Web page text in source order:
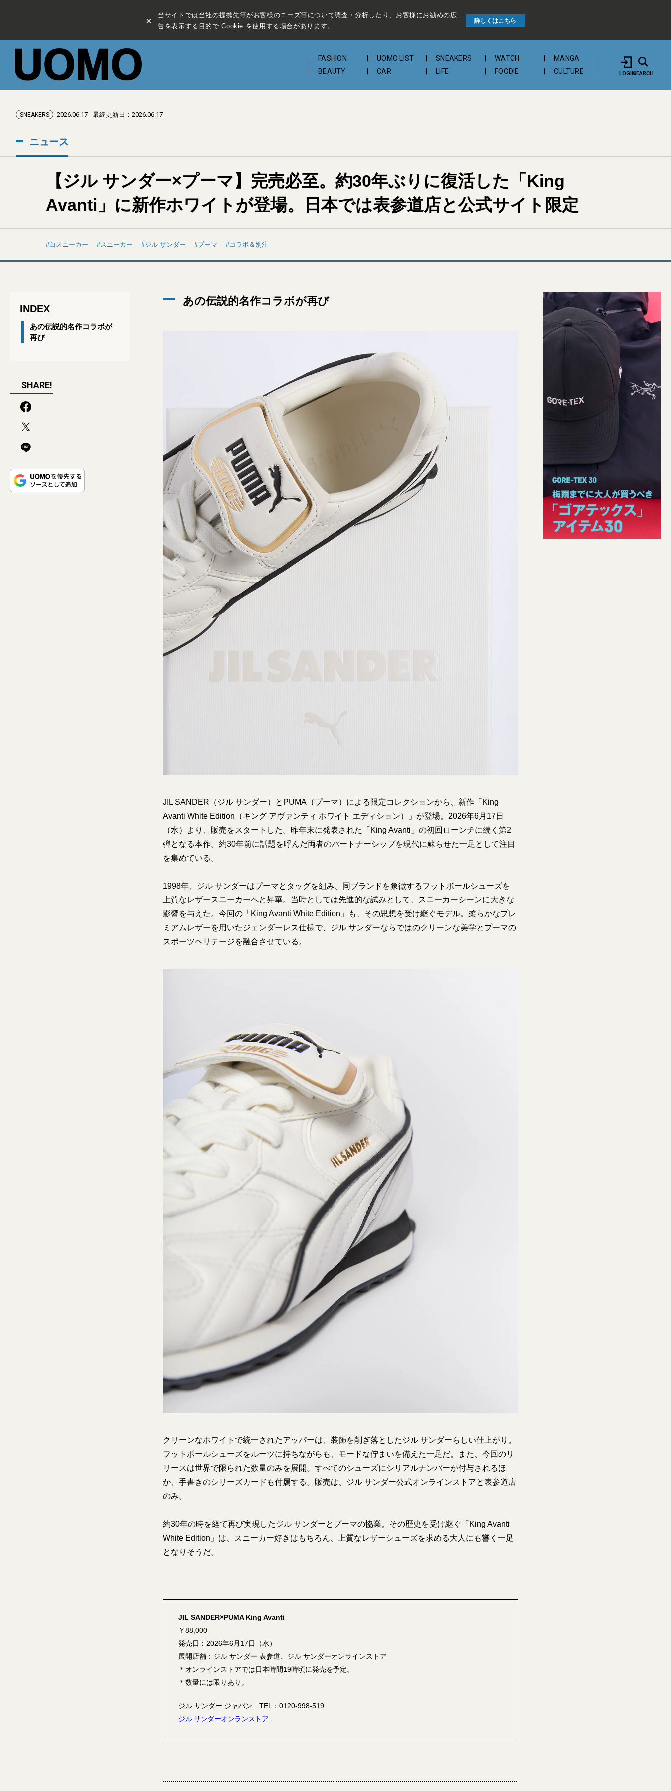
×
当サイトでは当社の提携先等がお客様のニーズ等について調査・分析したり、お客様にお勧めの広
告を表示する目的で Cookie を使用する場合があります。
詳しくはこちら
FASHION UOMO LIST SNEAKERS WATCH
MANGA
BEAUTY
CAR LIFE FOODIE CULTURE LOGINSEARCH
SNEAKERS 2026.06.17 最終更新日：2026.06.17
ニュース
【ジル サンダー×プーマ】完売必至。約30年ぶりに復活した「King
Avanti」に新作ホワイトが登場。日本では表参道店と公式サイト限定
白スニーカー スニーカー ジル サンダー プーマ コラボ＆別注
INDEX
あの伝説的名作コラボが
再び
SHARE!
あの伝説的名作コラボが再び
JIL SANDER（ジル サンダー）とPUMA（プーマ）による限定コレクションから、新作「King
Avanti White Edition（キング アヴァンティ ホワイト エディション）」が登場。2026年6月17日
（水）より、販売をスタートした。昨年末に発表された「King Avanti」の初回ローンチに続く第2
弾となる本作。約30年前に話題を呼んだ両者のパートナーシップを現代に蘇らせた一足として注目
を集めている。
1998年、ジル サンダーはプーマとタッグを組み、同ブランドを象徴するフットボールシューズを
上質なレザースニーカーへと昇華。当時としては先進的な試みとして、スニーカーシーンに大きな
影響を与えた。今回の「King Avanti White Edition」も、その思想を受け継ぐモデル。柔らかなプレ
ミアムレザーを用いたジェンダーレス仕様で、ジル サンダーならではのクリーンな美学とプーマの
スポーツヘリテージを融合させている。
クリーンなホワイトで統一されたアッパーは、装飾を削ぎ落としたジル サンダーらしい仕上がり。
フットボールシューズをルーツに持ちながらも、モードな佇まいを備えた一足だ。また、今回のリ
リースは世界で限られた数量のみを展開。すべてのシューズにシリアルナンバーが付与されるほ
か、手書きのシリーズカードも付属する。販売は、ジル サンダー公式オンラインストアと表参道店
のみ。
約30年の時を経て再び実現したジル サンダーとプーマの協業。その歴史を受け継ぐ「King Avanti
White Edition」は、スニーカー好きはもちろん、上質なレザーシューズを求める大人にも響く一足
となりそうだ。
JIL SANDER×PUMA King Avanti
￥88,000
発売日：2026年6月17日（水）
展開店舗：ジル サンダー 表参道、ジル サンダーオンラインストア
＊オンラインストアでは日本時間19時頃に発売を予定。
＊数量には限りあり。
ジル サンダー ジャパン TEL：0120-998-519
ジル サンダーオンランストア